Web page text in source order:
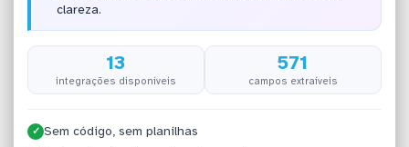
clareza.
13
integrações disponíveis
571
campos extraíveis
✓ Sem código, sem planilhas